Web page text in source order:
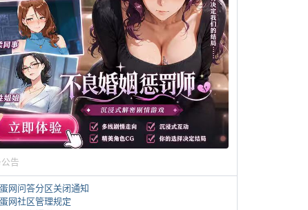
告
网问答分区关闭通知
网社区管理规定